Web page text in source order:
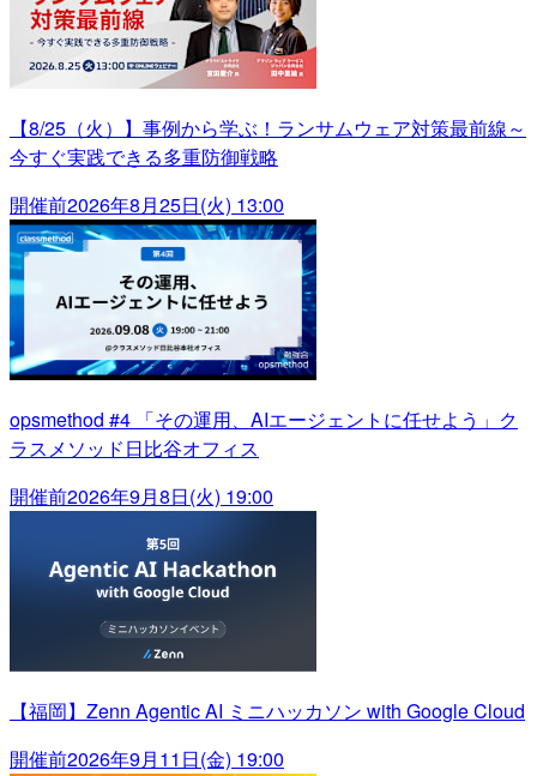
【8/25（火）】事例から学ぶ！ランサムウェア対策最前線～
今すぐ実践できる多重防御戦略
開催前2026年8月25日(火) 13:00
opsmethod #4 「その運用、AIエージェントに任せよう」ク
ラスメソッド日比谷オフィス
開催前2026年9月8日(火) 19:00
【福岡】Zenn Agentic AI ミニハッカソン with Google Cloud
開催前2026年9月11日(金) 19:00